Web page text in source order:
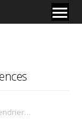
Affiche Sympo2018_CalendrierUdeM